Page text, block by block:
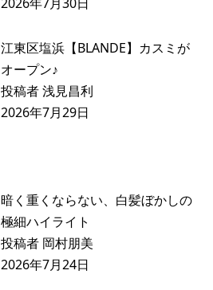
江東区塩浜【BLANDE】カスミが
オープン♪
投稿者 浅見昌利
2026年7月29日
暗く重くならない、白髪ぼかしの
極細ハイライト
投稿者 岡村朋美
2026年7月24日